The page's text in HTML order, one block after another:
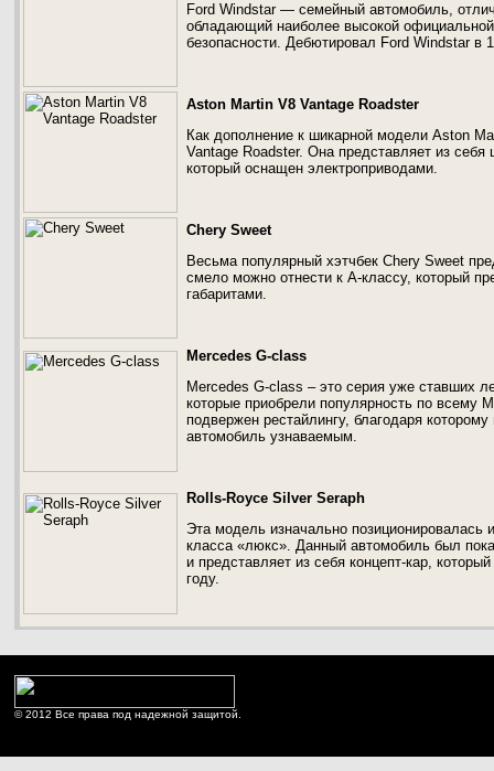
Ford Windstar — семейный автомобиль,
обладающий наиболее высокой
безопасности. Дебютировал Ford Windstar в
Aston Martin V8 Vantage Roadster
Как дополнение к шикарной модели Aston
Vantage Roadster. Она представляет из
который оснащен электроприводами.
Chery Sweet
Весьма популярный хэтчбек Chery Sweet
смело можно отнести к А-классу, который
габаритами.
Mercedes G-class
Mercedes G-class – это серия уже ставших
которые приобрели популярность по всему
подвержен рестайлингу, благодаря
автомобиль узнаваемым.
Rolls-Royce Silver Seraph
Эта модель изначально позиционировалась
класса «люкс». Данный автомобиль был
и представляет из себя концепт-кар,
году.
© 2012 Все права под надежной защитой.